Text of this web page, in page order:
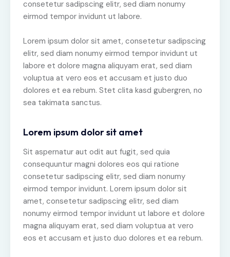
consetetur sadipscing elitr, sed diam nonumy
eirmod tempor invidunt ut labore.
Lorem ipsum dolor sit amet, consetetur sadipscing
elitr, sed diam nonumy eirmod tempor invidunt ut
labore et dolore magna aliquyam erat, sed diam
voluptua at vero eos et accusam et justo duo
dolores et ea rebum. Stet clita kasd gubergren, no
sea takimata sanctus.
Lorem ipsum dolor sit amet
Sit aspernatur aut odit aut fugit, sed quia
consequuntur magni dolores eos qui ratione
consetetur sadipscing elitr, sed diam nonumy
eirmod tempor invidunt. Lorem ipsum dolor sit
amet, consetetur sadipscing elitr, sed diam
nonumy eirmod tempor invidunt ut labore et dolore
magna aliquyam erat, sed diam voluptua at vero
eos et accusam et justo duo dolores et ea rebum.